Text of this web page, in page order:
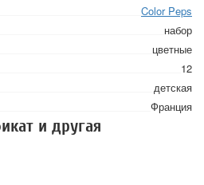
Color Peps
набор
цветные
12
детская
Франция
и другая